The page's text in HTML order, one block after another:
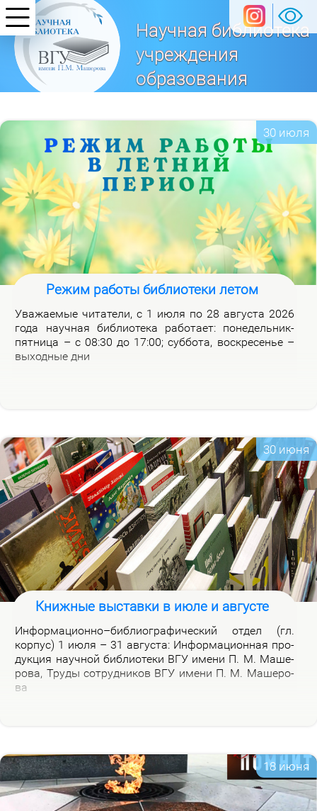
Научная библиотека
учреждения
образования
государственный университет
имени П. М. Машерова»
30 июля
Режим работы библиотеки летом
Ува­жа­е­мые чи­та­те­ли, с 1 июля по 28 ав­гу­ста 2026
го­да на­уч­ная биб­лио­те­ка ра­бо­та­ет: по­не­дель­ник-
пят­ни­ца – с 08:30 до 17:00; суб­бо­та, вос­кре­се­нье –
вы­ход­ные дни
30 июня
Книжные выставки в июле и августе
Ин­фор­ма­ци­он­но–биб­лио­гра­фи­че­ский от­дел (гл.
кор­пус) 1 июля – 31 ав­гу­ста: Ин­фор­ма­ци­он­ная про­
дук­ция на­уч­ной биб­лио­те­ки ВГУ име­ни П. М. Ма­ше­
ро­ва, Тру­ды со­труд­ни­ков ВГУ име­ни П. М. Ма­ше­ро­
ва
18 июня